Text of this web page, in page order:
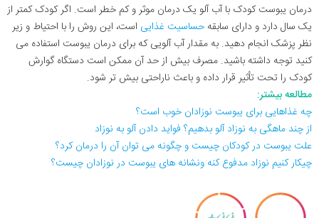
درمان یبوست کودک با آب آلو یک درمان موثر و کم خطر است. اگر کودک کمتر از
یک سال دارد و دارای سابقه حساسیت غذایی است، این روش را با احتیاط و زیر
نظر پزشک انجام دهید. به مقدار آب آلویی که برای درمان یبوست استفاده می
کنید توجه داشته باشید. مصرف بیش از حد آن ممکن است دستگاه گوارش
کودک را تحت تأثیر قرار داده و باعث ناراحتی بیش تر شود.
مطالعه بیشتر:
چه غذاهایی برای یبوست نوزادان خوب است؟
از چند ماهگی به نوزاد آلو بدهیم؟ فواید دادن آلو به نوزاد
علت یبوست در کودکان چیست و چگونه می توان آن را درمان کرد؟
چیکار کنیم نوزاد مدفوع کنه ونشانه های یبوست در نوزادان چیست؟